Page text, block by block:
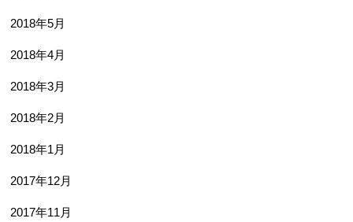
2018年5月
2018年4月
2018年3月
2018年2月
2018年1月
2017年12月
2017年11月